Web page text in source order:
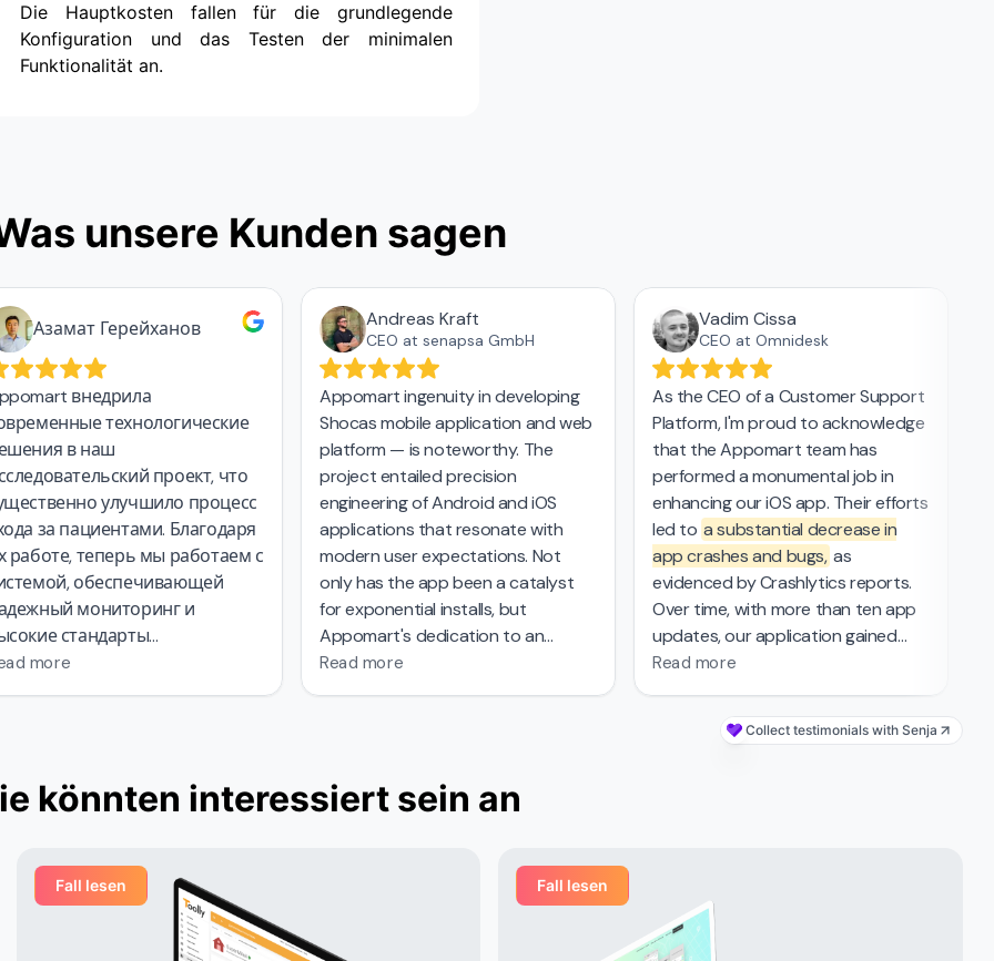
Die Hauptkosten fallen für die grundlegende
Konfiguration und das Testen der minimalen
Funktionalität an.
unsere Kunden sagen
Азамат Герейханов
внедрила
технологические
в наш
проект, что
улучшило процесс
за пациентами. Благодаря
работе, теперь мы работаем с
обеспечивающей
мониторинг и
стандарты
данных.
more
Andreas Kraft
CEO at senapsa GmbH
Appomart ingenuity in developing
Shocas mobile application and web
platform — is noteworthy. The
project entailed precision
engineering of Android and iOS
applications that resonate with
modern user expectations. Not
only has the app been a catalyst
for exponential installs, but
Appomart's dedication to an
environmentally conscious delivery
designAppomart has navigated
Read more
Vadim Cissa
CEO at Omnidesk
As the CEO of a Customer Support
Platform, I'm proud to acknowledge
that the Appomart team has
performed a monumental job in
enhancing our iOS app. Their efforts
led to a substantial decrease in
app crashes and bugs,as
evidenced by Crashlytics reports.
Over time, with more than ten app
updates, our application gained
new functionality and improved
our user base. The completion of
over 350 tasks reflectsthe high
Read more
Collect testimonials with Senja
könnten interessiert sein an
Fall lesen Fall lesen